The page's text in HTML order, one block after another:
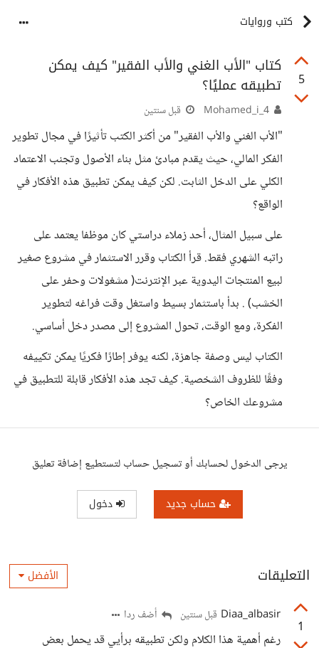
كتب وروايات
5
كتاب "الأب الغني والأب الفقير" كيف يمكن
تطبيقه عمليًا؟
قبل سنتين
"الأب الغني والأب الفقير" من أكثر الكتب تأثيرًا في مجال تطوير
الفكر المالي، حيث يقدم مبادئ مثل بناء الأصول وتجنب الاعتماد
الكلي على الدخل الثابت. لكن كيف يمكن تطبيق هذه الأفكار في
الواقع؟
على سبيل المثال، أحد زملاء دراستي كان موظفا يعتمد على
راتبه الشهري فقط. قرأ الكتاب وقرر الاستثمار في مشروع صغير
لبيع المنتجات اليدوية عبر الإنترنت( مشغولات وحفر على
الخشب) . بدأ باستثمار بسيط واستغل وقت فراغه لتطوير
الفكرة، ومع الوقت، تحول المشروع إلى مصدر دخل أساسي.
الكتاب ليس وصفة جاهزة، لكنه يوفر إطارًا فكريًا يمكن تكييفه
وفقًا للظروف الشخصية. كيف تجد هذه الأفكار قابلة للتطبيق في
مشروعك الخاص؟
يرجى الدخول لحسابك أو تسجيل حساب لتستطيع إضافة تعليق
حساب جديد دخول
التعليقات الأفضل
1
Diaa_albasir قبل سنتين أضف ردا
رغم أهمية هذا الكلام ولكن تطبيقه برأيي قد يحمل بعض